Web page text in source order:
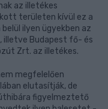
az illetékes
területen kívül ez a
ilyen ügyekben az
illetve Budapest fő- és
Zrt. az illetékes.
megfelelően
elutasítják, de
figyelmeztető